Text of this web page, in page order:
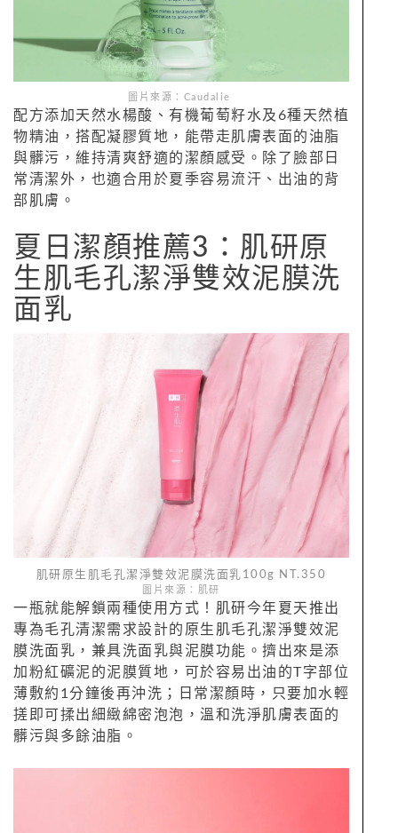
圖片來源：Caudalie
配方添加天然水楊酸、有機葡萄籽水及6種天然植
物精油，搭配凝膠質地，能帶走肌膚表面的油脂
與髒污，維持清爽舒適的潔顏感受。除了臉部日
常清潔外，也適合用於夏季容易流汗、出油的背
部肌膚。
夏日潔顏推薦3：肌研原
生肌毛孔潔淨雙效泥膜洗
面乳
肌研原生肌毛孔潔淨雙效泥膜洗面乳100g NT.350
圖片來源：肌研
一瓶就能解鎖兩種使用方式！肌研今年夏天推出
專為毛孔清潔需求設計的原生肌毛孔潔淨雙效泥
膜洗面乳，兼具洗面乳與泥膜功能。擠出來是添
加粉紅礦泥的泥膜質地，可於容易出油的T字部位
薄敷約1分鐘後再沖洗；日常潔顏時，只要加水輕
搓即可揉出細緻綿密泡泡，溫和洗淨肌膚表面的
髒污與多餘油脂。